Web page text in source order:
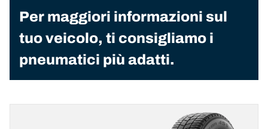
Per maggiori informazioni sul
tuo veicolo, ti consigliamo i
pneumatici più adatti.